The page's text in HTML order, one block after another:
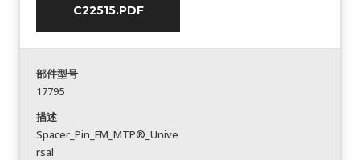
C22515.PDF
部件型号
17795
描述
Spacer_Pin_FM_MTP®_Unive
rsal